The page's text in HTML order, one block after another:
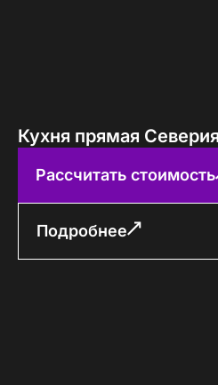
Кухня прямая
Рассчитать стоимость
Подробнее